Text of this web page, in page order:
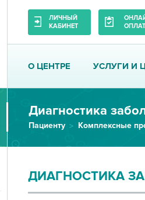
ЛИЧНЫЙ
КАБИНЕТ
О ЦЕНТРЕ УСЛУГИ И
Диагностика
Пациенту
ДИАГНОСТИКА